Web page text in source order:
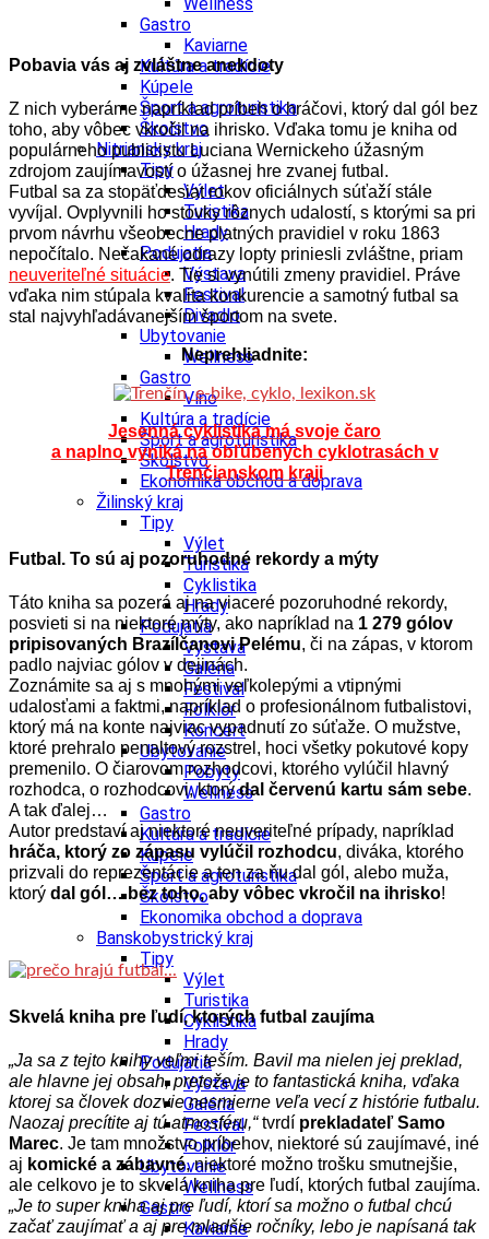
Gastro
Kaviarne
Kultúra a tradície
Kúpele
Šport a agroturistika
Školstvo
Nitriansky kraj
Tipy
Výlet
Turistika
Hrady
Podujatia
Výstava
Festival
Divadlo
Ubytovanie
Wellness
Gastro
Víno
Kultúra a tradície
Šport a agroturistika
Školstvo
Ekonomika obchod a doprava
Žilinský kraj
Tipy
Výlet
Turistika
Cyklistika
Hrady
Podujatia
Výstava
Galéria
Festival
Folklór
Koncert
Ubytovanie
Pobyty
Wellness
Gastro
Kultúra a tradície
Kúpele
Šport a agroturistika
Školstvo
Ekonomika obchod a doprava
Banskobystrický kraj
Tipy
Výlet
Turistika
Cyklistika
Hrady
Podujatia
Výstava
Galéria
Festival
Folklór
Ubytovanie
Wellness
Gastro
Kaviarne
Pobavia vás aj zvláštne anekdoty
Z nich vyberáme napríklad príbeh o hráčovi, ktorý dal gól bez
toho, aby vôbec vkročil na ihrisko. Vďaka tomu je kniha od
populárneho publicistu Luciana Wernickeho úžasným
zdrojom zaujímavostí o úžasnej hre zvanej futbal.
Futbal sa za stopäťdesiat rokov oficiálnych súťaží stále
vyvíjal. Ovplyvnili ho stovky rôznych udalostí, s ktorými sa pri
prvom návrhu všeobecne platných pravidiel v roku 1863
nepočítalo. Nečakané odrazy lopty priniesli zvláštne, priam
neuveriteľné situácie. Tie si vynútili zmeny pravidiel. Práve
vďaka nim stúpala kvalita konkurencie a samotný futbal sa
stal najvyhľadávanejším športom na svete.
Neprehliadnite:
Jesenná cyklistika má svoje čaro
a naplno vyniká na obľúbených cyklotrasách v
Trenčianskom kraji
Futbal. To sú aj pozoruhodné rekordy a mýty
Táto kniha sa pozerá aj na viaceré pozoruhodné rekordy,
posvieti si na niektoré mýty, ako napríklad na 1 279 gólov
pripisovaných Brazílčanovi Pelému, či na zápas, v ktorom
padlo najviac gólov v dejinách.
Zoznámite sa aj s mnohými veľkolepými a vtipnými
udalosťami a faktmi, napríklad o profesionálnom futbalistovi,
ktorý má na konte najviac vypadnutí zo súťaže. O mužstve,
ktoré prehralo penaltový rozstrel, hoci všetky pokutové kopy
premenilo. O čiarovom rozhodcovi, ktorého vylúčil hlavný
rozhodca, o rozhodcovi, ktorýdal červenú kartu sám sebe.
A tak ďalej…
Autor predstaví aj niektoré neuveriteľné prípady, napríklad
hráča, ktorý zo zápasu vylúčil rozhodcu, diváka, ktorého
prizvali do reprezentácie a ten za ňu dal gól, alebo muža,
ktorý dal gól… bez toho, aby vôbec vkročil na ihrisko!
Skvelá kniha pre ľudí, ktorých futbal zaujíma
„Ja sa z tejto knihy veľmi teším. Bavil ma nielen jej preklad,
ale hlavne jej obsah, pretože je to fantastická kniha, vďaka
ktorej sa človek dozvie nesmierne veľa vecí z histórie futbalu.
Naozaj precítite aj tú atmosféru,“tvrdí prekladateľ Samo
Marec. Je tam množstvo príbehov, niektoré sú zaujímavé, iné
aj komické a zábavné, niektoré možno trošku smutnejšie,
ale celkovo je to skvelá kniha pre ľudí, ktorých futbal zaujíma.
„Je to super kniha aj pre ľudí, ktorí sa možno o futbal chcú
začať zaujímať a aj pre mladšie ročníky, lebo je napísaná tak